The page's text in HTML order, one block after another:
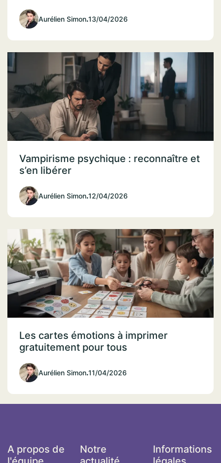
Aurélien Simon.13/04/2026
Vampirisme psychique : reconnaître et
s’en libérer
Aurélien Simon.12/04/2026
Les cartes émotions à imprimer
gratuitement pour tous
Aurélien Simon.11/04/2026
A propos de
Notre
Informations